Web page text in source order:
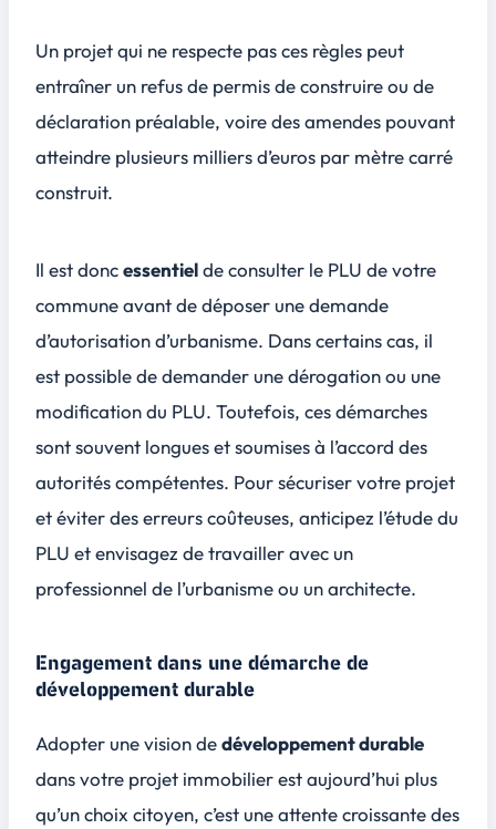
Un projet qui ne respecte pas ces règles peut
entraîner un refus de permis de construire ou de
déclaration préalable, voire des amendes pouvant
atteindre plusieurs milliers d’euros par mètre carré
construit.
Il est doncessentielde consulter le PLU de votre
commune avant de déposer une demande
d’autorisation d’urbanisme. Dans certains cas, il
est possible de demander une dérogation ou une
modification du PLU. Toutefois, ces démarches
sont souvent longues et soumises à l’accord des
autorités compétentes. Pour sécuriser votre projet
et éviter des erreurs coûteuses, anticipez l’étude du
PLU et envisagez de travailler avec un
professionnel de l’urbanisme ou un architecte.
Engagement dans une démarche de
développement durable
Adopter une vision dedéveloppement durable
dans votre projet immobilier est aujourd’hui plus
qu’un choix citoyen, c’est une attente croissante des